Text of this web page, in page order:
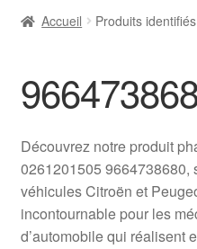
Livraison
Livraison internationale
Mon compte
Paiements
Accueil Produits
Découvrez notre produit
0261201505 9664738680,
véhicules Citroën et
incontournable pour les
d’automobile qui réalisent